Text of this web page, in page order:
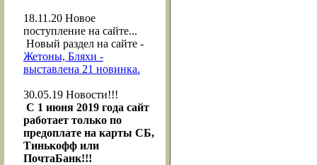
18.11.20 Новое
поступление на сайте...
Новый раздел на сайте -
Жетоны, Бляхи -
выставлена 21 новинка.
30.05.19 Новости!!!
С 1 июня 2019 года сайт
работает только по
предоплате на карты СБ,
Тинькофф или
ПочтаБанк!!!